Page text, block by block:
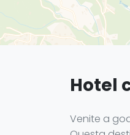
Hotel
Venite a